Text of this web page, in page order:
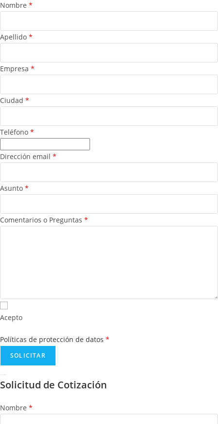
Nombre *
Apellido *
Empresa *
Ciudad *
Teléfono *
Dirección email *
Asunto *
Comentarios o Preguntas *
Acepto
Políticas de protección de datos *
Solicitud de Cotización
Nombre *